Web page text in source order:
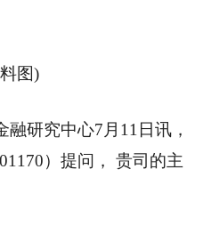
图)
融研究中心7月11日讯，
）提问， 贵司的主